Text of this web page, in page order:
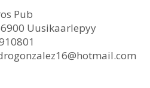
Pub
Uusikaarlepyy